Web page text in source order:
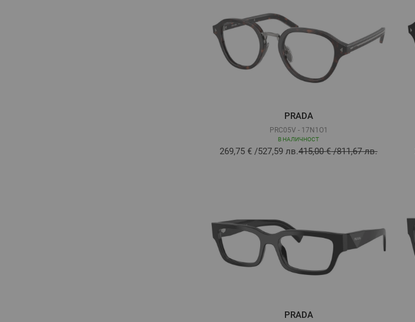
PRADA
PRC05V - 17N1O1
В НАЛИЧНОСТ
269,75 € /527,59 лв.415,00 €/811,67 лв.
PRADA